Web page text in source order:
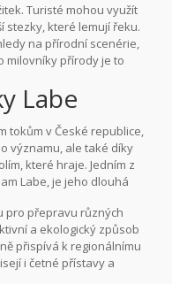
Turisté mohou využít
stezky, které lemují řeku.
na přírodní scenérie,
milovníky přírody je to
Labe
tokům v České republice,
významu, ale také díky
které hraje. Jedním z
Labe, je jeho dlouhá
se vzdálenějšími částmi
sůl, obilí, víno a mnoho
místech podél Labe
což dává podnět k
pro přepravu různých
a ekologický způsob
přispívá k regionálnímu
i četné přístavy a